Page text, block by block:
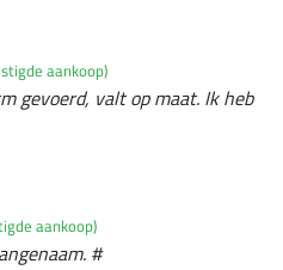
aankoop)
gevoerd, valt op maat. Ik heb
aankoop)
#